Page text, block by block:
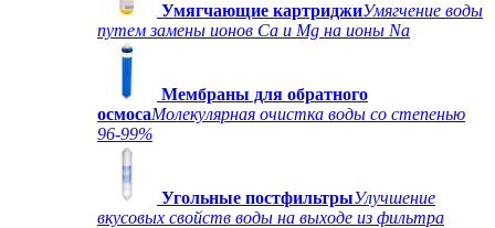
Умягчающие картриджиУмягчение воды
путем замены ионов Ca и Mg на ионы Na
Мембраны для обратного
осмосаМолекулярная очистка воды со степенью
96-99%
Угольные постфильтрыУлучшение
вкусовых свойств воды на выходе из фильтра